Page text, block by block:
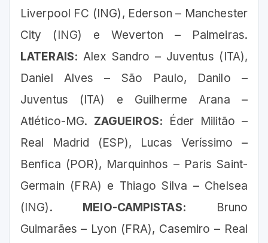
Liverpool FC (ING), Ederson – Manchester
City (ING) e Weverton – Palmeiras.
LATERAIS: Alex Sandro – Juventus (ITA),
Daniel Alves – São Paulo, Danilo –
Juventus (ITA) e Guilherme Arana –
Atlético-MG. ZAGUEIROS:
Éder Militão –
Real Madrid (ESP), Lucas Veríssimo –
Benfica (POR), Marquinhos – Paris Saint-
Germain (FRA) e Thiago Silva – Chelsea
(ING). MEIO-CAMPISTAS:
Bruno
Guimarães – Lyon (FRA), Casemiro – Real